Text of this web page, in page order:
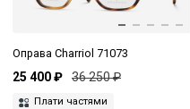
Оправа Charriol 71073
25 400 ₽ 36 250 ₽
Плати частями